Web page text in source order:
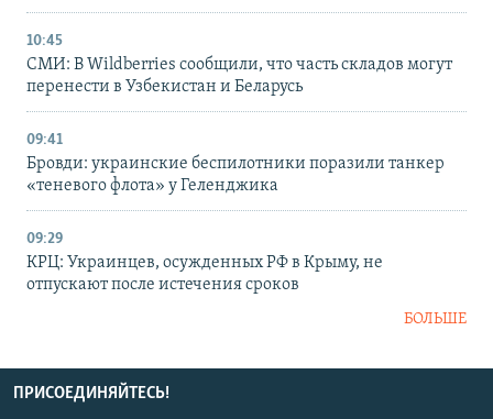
10:45
СМИ: В Wildberries сообщили, что часть складов могут
перенести в Узбекистан и Беларусь
09:41
Бровди: украинские беспилотники поразили танкер
«теневого флота» у Геленджика
09:29
КРЦ: Украинцев, осужденных РФ в Крыму, не
отпускают после истечения сроков
БОЛЬШЕ
ПРИСОЕДИНЯЙТЕСЬ!